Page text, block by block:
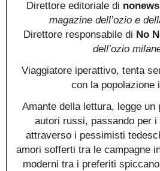
Direttore editoriale di
magazine dell’ozio e
Direttore responsabile di No
dell’ozio
Viaggiatore iperattivo, tenta
con la popolazione
Amante della lettura, legge un
autori russi, passando per
attraverso i pessimisti
amori sofferti tra le campagne
moderni tra i preferiti